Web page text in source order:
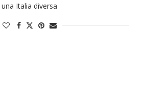
una Italia diversa